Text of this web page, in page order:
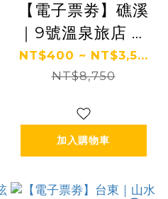
【電子票劵】礁溪
｜9號溫泉旅店 泡
湯/住宿券 Ⓜ
NT$400 ~ NT$3,5...
NT$8,750
加入購物車